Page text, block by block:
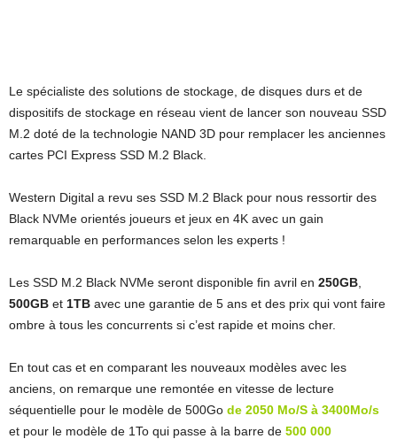
Le spécialiste des solutions de stockage, de disques durs et de
dispositifs de stockage en réseau vient de lancer son nouveau SSD
M.2 doté de la technologie NAND 3D pour remplacer les anciennes
cartes PCI Express SSD M.2 Black.
Western Digital a revu ses SSD M.2 Black pour nous ressortir des
Black NVMe orientés joueurs et jeux en 4K avec un gain
remarquable en performances selon les experts !
Les SSD M.2 Black NVMe seront disponible fin avril en 250GB
500GB et 1TB avec une garantie de 5 ans et des prix qui vont faire
ombre à tous les concurrents si c’est rapide et moins cher.
En tout cas et en comparant les nouveaux modèles avec les
anciens, on remarque une remontée en vitesse de lecture
séquentielle pour le modèle de 500Go de 2050 Mo/S à 3400Mo/s
et pour le modèle de 1To qui passe à la barre de 500 000